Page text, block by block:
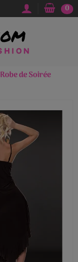
0
Robe de Soirée